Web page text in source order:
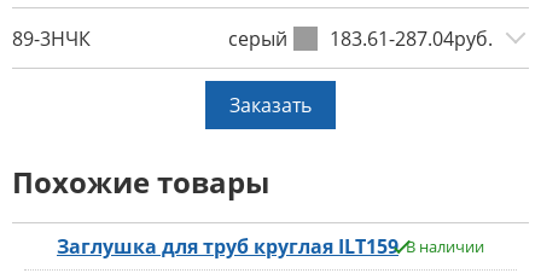
89-3НЧК серый 183.61-287.04руб.
Заказать
Похожие товары
Заглушка для труб круглая ILT159 В наличии